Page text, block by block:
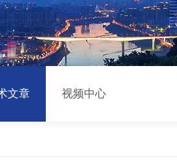
文章 视频中心